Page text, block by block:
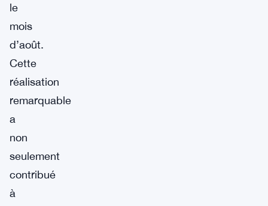
le
mois
d’août.
Cette
réalisation
remarquable
a
non
seulement
contribué
à